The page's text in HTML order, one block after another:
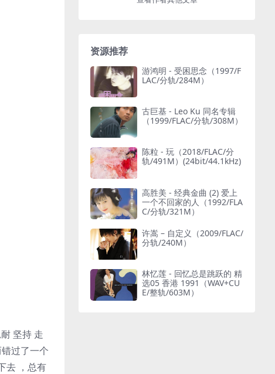
坚持 走
过了一个
去 ，总有
资源推荐
游鸿明 - 受困思念（1997/F
LAC/分轨/284M）
古巨基 - Leo Ku 同名专辑
（1999/FLAC/分轨/308M）
陈粒 - 玩（2018/FLAC/分
轨/491M）(24bit/44.1kHz)
高胜美 - 经典金曲 (2) 爱上
一个不回家的人（1992/FLA
C/分轨/321M）
许嵩 – 自定义（2009/FLAC/
分轨/240M）
林忆莲 - 回忆总是跳跃的 精
选05 香港 1991（WAV+CU
E/整轨/603M）